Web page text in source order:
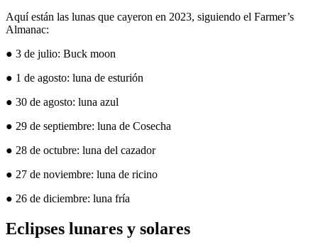
Aquí están las lunas que cayeron en 2023, siguiendo el Farmer’s
Almanac:
● 3 de julio: Buck moon
● 1 de agosto: luna de esturión
● 30 de agosto: luna azul
● 29 de septiembre: luna de Cosecha
● 28 de octubre: luna del cazador
● 27 de noviembre: luna de ricino
● 26 de diciembre: luna fría
Eclipses lunares y solares